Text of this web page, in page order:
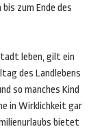
zum Ende des
leben, gilt ein
des Landlebens
so manches Kind
in Wirklichkeit gar
bietet